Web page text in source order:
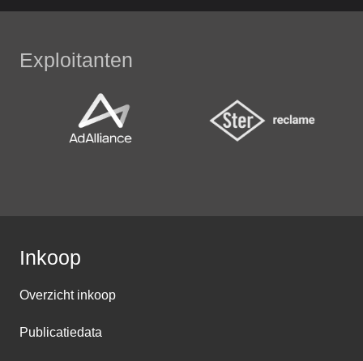
Exploitanten
Inkoop
Overzicht inkoop
Publicatiedata